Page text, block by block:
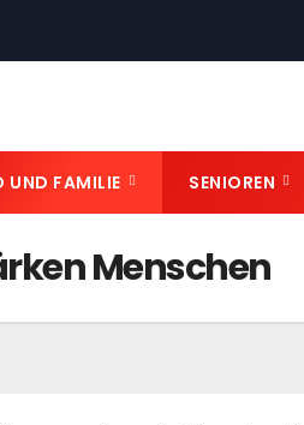
UND FAMILIE SENIOREN
Menschen